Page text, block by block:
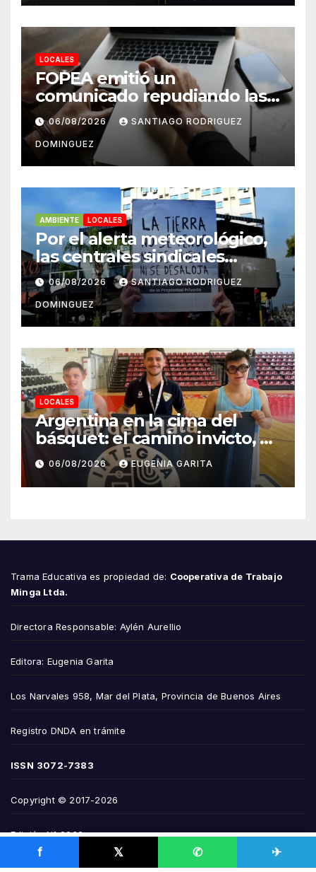
LOCALES
FOPEA emitió un
comunicado repudiando las
cuentas pseudo periodísticas
de Instagram en Mar del
Plata
06/08/2026 SANTIAGO RODRIGUEZ
DOMINGUEZ
AMBIENTE LOCALES
Por el alerta meteorológico,
las centrales sindicales
suspendieron la convocatoria
contra la Ley de Tierras en
Mar del Plata
06/08/2026 SANTIAGO RODRIGUEZ
DOMINGUEZ
LOCALES
Argentina en la cima del
básquet: el camino invicto, el
esfuerzo familiar y la jugada
que valió un Mundial
06/08/2026 EUGENIA GARITA
Trama Educativa es propiedad de: Cooperativa de Trabajo
Minga Ltda.
Directora Responsable: Aylén Aurellio
Editora: Eugenia Garita
Los Narvales 958, Mar del Plata, Provincia de Buenos Aires
Registro DNDA en trámite
ISSN 3072-7383
Copyright © 2017-2026
Edición N° 2232
f 𝕏 ✆ ✈